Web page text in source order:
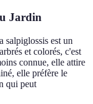
Jardin
salpiglossis est un
et colorés, c'est
connue, elle attire
elle préfère le
qui peut